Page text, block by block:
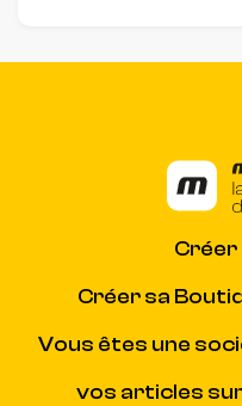
Créer
Créer sa
Vous êtes une
vos articles